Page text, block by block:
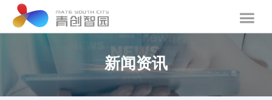
新闻资讯